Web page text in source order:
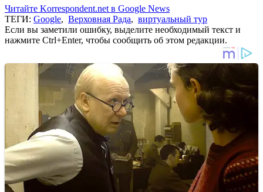
Читайте Korrespondent.net в Google News
ТЕГИ: Google, Верховная Рада, виртуальный тур
Если вы заметили ошибку, выделите необходимый текст и
нажмите Ctrl+Enter, чтобы сообщить об этом редакции.